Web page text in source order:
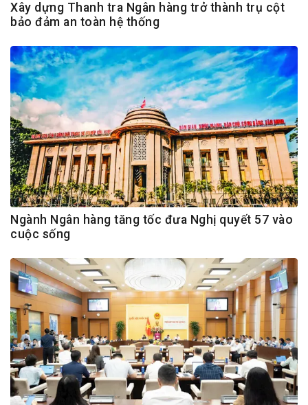
Xây dựng Thanh tra Ngân hàng trở thành trụ cột
bảo đảm an toàn hệ thống
Ngành Ngân hàng tăng tốc đưa Nghị quyết 57 vào
cuộc sống